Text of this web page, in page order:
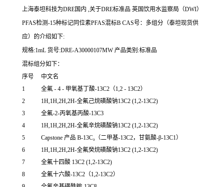
上海泰坦科技为DRE国内 ,关于DRE标准品 英国饮用水监察局（DWI）
PFAS检测-15种标记同位素PFAS混标B CAS号：多组分（泰坦现货供
应）的介绍如下:
规格:1mL 货号:DRE-A30000107MW 产品类别:标准品
混标组分如下：
序号
中文名
1
全氟 - 4 - 甲氧基丁酸-13C2（1,2 - 13C2）
2
1H,1H,2H,2H-全氟己烷磺酸钠13C2 (1,2-13C2)
3
全氟-2-丙氧基丙酸-13C3
4
1H,1H,2H,2H-全氟辛烷磺酸钠13C2 (1,2-13C2)
5
Capstone 产品 B-13C₃（二甲基-13C2，甘氨酸-β-13C1）
6
1H,1H,2H,2H-全氟癸烷磺酸钠13C2 (1,2-13C2)
7
全氟十四酸 13C2 (1,2-13C2)
8
全氟十六酸-13C2（1,2-13C2）